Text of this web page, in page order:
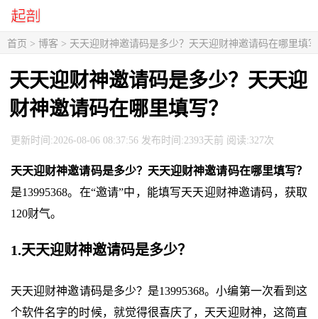
首页 > 博客 > 天天迎财神邀请码是多少？天天迎财神邀请码在哪里填
天天迎财神邀请码是多少？天天迎
财神邀请码在哪里填写？
更新时间:2026-08-06 08:37:56 发布时间:2393天前 阅读:327次
天天迎财神邀请码是多少？天天迎财神邀请码在哪里填写？
是13995368。在“邀请”中，能填写天天迎财神邀请码，获取
120财气。
1.天天迎财神邀请码是多少？
天天迎财神邀请码是多少？是13995368。小编第一次看到这
个软件名字的时候，就觉得很喜庆了，天天迎财神，这简直